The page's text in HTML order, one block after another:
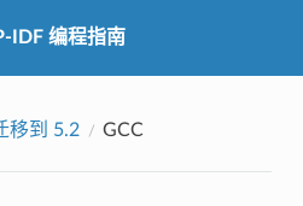
IDF 编程指南
移到 5.2 GCC